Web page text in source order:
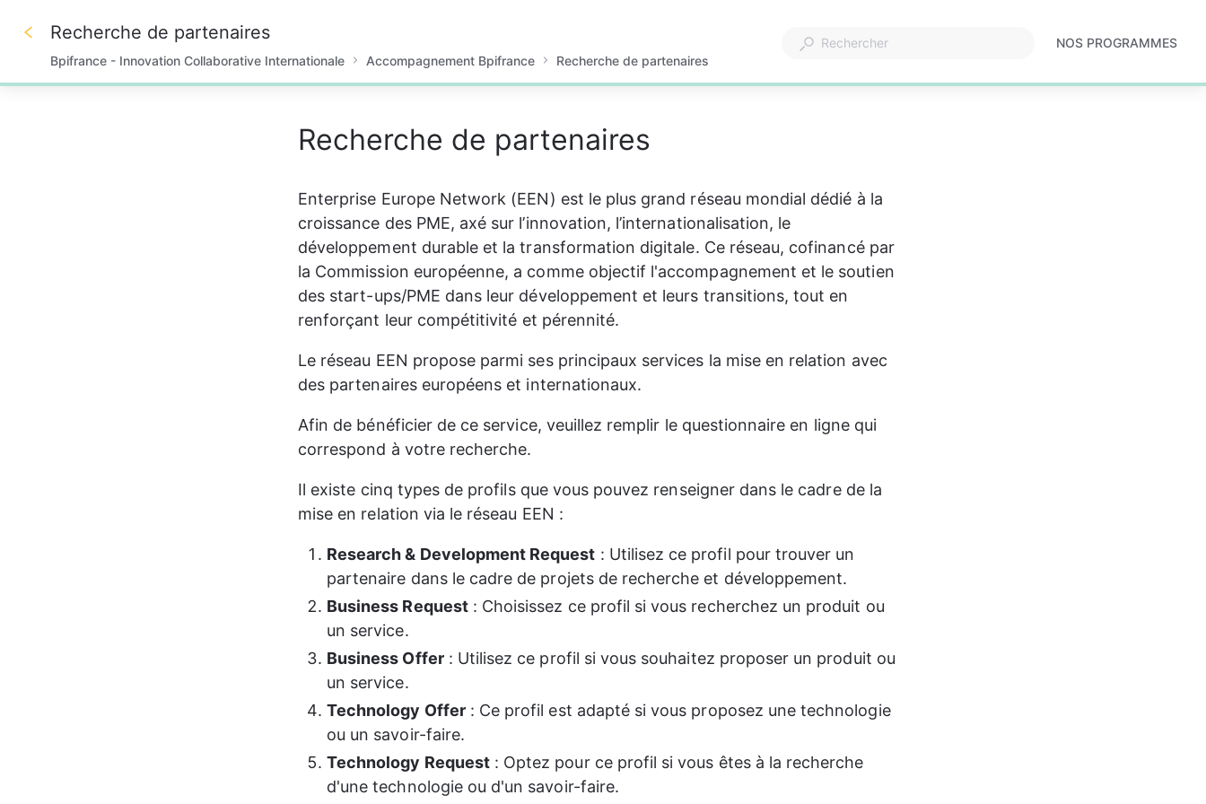
0%
Recherche de partenaires
Bpifrance - Innovation Collaborative Internationale Accompagnement Bpifrance Recherche de partenaires
NOS PROGRAMMES
S'ouvre
Recherche de partenaires
Enterprise Europe Network (EEN) est le plus grand réseau mondial dédié à la
croissance des PME, axé sur l’innovation, l’internationalisation, le
développement durable et la transformation digitale. Ce réseau, cofinancé par
la Commission européenne, a comme objectif l'accompagnement et le soutien
des start-ups/PME dans leur développement et leurs transitions, tout en
renforçant leur compétitivité et pérennité.
Le réseau EEN propose parmi ses principaux services la mise en relation avec
des partenaires européens et internationaux.
Afin de bénéficier de ce service, veuillez remplir le questionnaire en ligne qui
correspond à votre recherche.
Il existe cinq types de profils que vous pouvez renseigner dans le cadre de la
mise en relation via le réseau EEN :
Research & Development Request : Utilisez ce profil pour trouver un
partenaire dans le cadre de projets de recherche et développement.
Business Request : Choisissez ce profil si vous recherchez un produit ou
un service.
Business Offer : Utilisez ce profil si vous souhaitez proposer un produit ou
un service.
Technology Offer : Ce profil est adapté si vous proposez une technologie
ou un savoir-faire.
Technology Request : Optez pour ce profil si vous êtes à la recherche
d'une technologie ou d'un savoir-faire.